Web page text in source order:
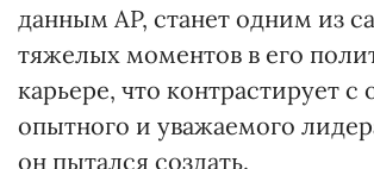
данным AP, станет одним из
тяжелых моментов в его
карьере, что контрастирует с
опытного и уважаемого
он пытался создать.